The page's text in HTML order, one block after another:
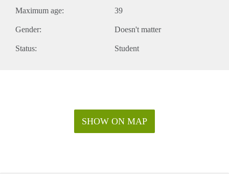
Maximum age: 39
Gender: Doesn't matter
Status: Student
SHOW ON MAP